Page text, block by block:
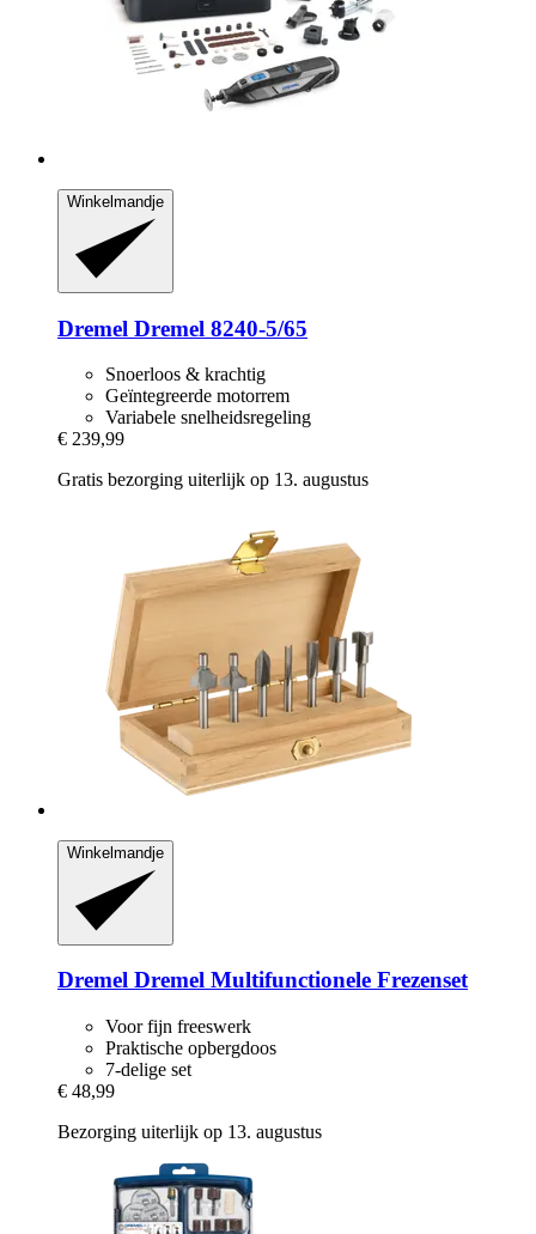
Winkelmandje
Dremel Dremel 8240-​5/65
Snoerloos & krachtig
Geïntegreerde motorrem
Variabele snelheidsregeling
€ 239,99
Gratis bezorging uiterlijk op 13. augustus
Winkelmandje
Dremel Dremel Multifunctionele Frezenset
Voor fijn freeswerk
Praktische opbergdoos
7-delige set
€ 48,99
Bezorging uiterlijk op 13. augustus